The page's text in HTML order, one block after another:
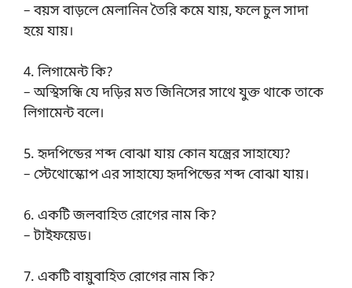
– বয়স বাড়লে মেলানিন তৈরি কমে যায়, ফলে চুল সাদা
হয়ে যায়।
4. লিগামেন্ট কি?
– অস্থিসন্ধি যে দড়ির মত জিনিসের সাথে যুক্ত থাকে তাকে
লিগামেন্ট বলে।
5. হৃদপিন্ডের শব্দ বোঝা যায় কোন যন্ত্রের সাহায্যে?
– স্টেথোস্কোপ এর সাহায্যে হৃদপিন্ডের শব্দ বোঝা যায়।
6. একটি জলবাহিত রোগের নাম কি?
– টাইফয়েড।
7. একটি বায়ুবাহিত রোগের নাম কি?